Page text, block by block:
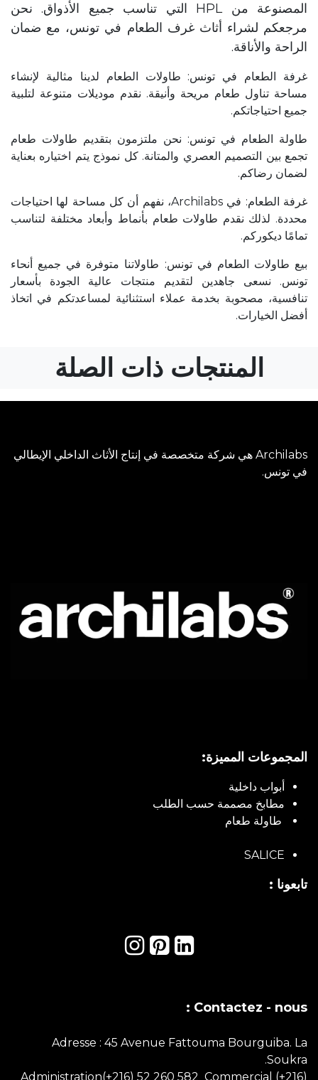
المصنوعة من HPL التي تناسب جميع الأذواق. نحن
مرجعكم لشراء أثاث غرف الطعام في تونس، مع ضمان
الراحة والأناقة.
غرفة الطعام في تونس: طاولات الطعام لدينا مثالية لإنشاء
مساحة تناول طعام مريحة وأنيقة. نقدم موديلات متنوعة لتلبية
جميع احتياجاتكم.
طاولة الطعام في تونس: نحن ملتزمون بتقديم طاولات طعام
تجمع بين التصميم العصري والمتانة. كل نموذج يتم اختياره بعناية
لضمان رضاكم.
غرفة الطعام: في Archilabs، نفهم أن كل مساحة لها احتياجات
محددة. لذلك نقدم طاولات طعام بأنماط وأبعاد مختلفة لتناسب
تمامًا ديكوركم.
بيع طاولات الطعام في تونس: طاولاتنا متوفرة في جميع أنحاء
تونس. نسعى جاهدين لتقديم منتجات عالية الجودة بأسعار
تنافسية، مصحوبة بخدمة عملاء استثنائية لمساعدتكم في اتخاذ
أفضل الخيارات.
المنتجات ذات الصلة
Archilabs هي شركة متخصصة في إنتاج الأثاث الداخلي الإيطالي
في تونس.
المجموعات المميزة:
أبواب داخلية
مطابخ مصممة حسب الطلب
طاولة طعام
SALICE
تابعونا :
Contactez - nous :
Adresse : 45 Avenue Fattouma Bourguiba. La
Soukra.
Administration(+216) 52 260 582 Commercial (+216)